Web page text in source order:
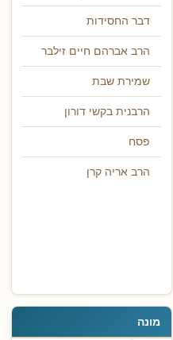
דבר החסידות
הרב אברהם חיים זילבר
שמירת שבת
הרבנית בקשי דורון
פסח
הרב אריה קרן
מונה